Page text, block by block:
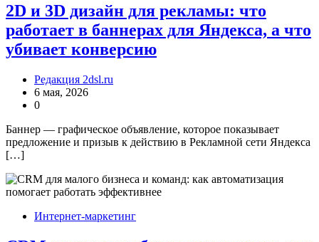
2D и 3D дизайн для рекламы: что
работает в баннерах для Яндекса, а что
убивает конверсию
Редакция 2dsl.ru
6 мая, 2026
0
Баннер — графическое объявление, которое показывает
предложение и призыв к действию в Рекламной сети Яндекса
[…]
Интернет-маркетинг